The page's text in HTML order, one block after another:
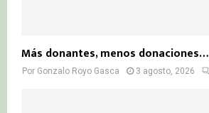
Más donantes, menos donaciones…
Por Gonzalo Royo Gasca 3 agosto, 2026